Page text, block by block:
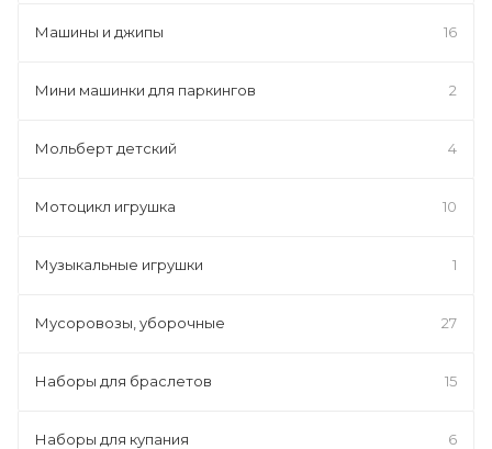
Машины и джипы 16
Мини машинки для паркингов 2
Мольберт детский 4
Мотоцикл игрушка 10
Музыкальные игрушки 1
Мусоровозы, уборочные 27
Наборы для браслетов 15
Наборы для купания 6